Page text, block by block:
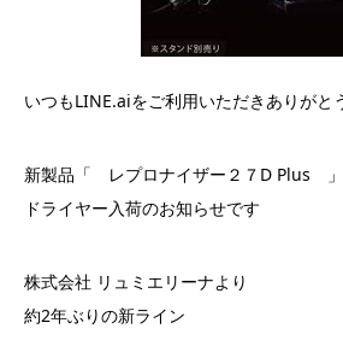
いつもLINE.aiをご利用いただきありがと
新製品「 レプロナイザー２７D Plus 」
ドライヤー入荷のお知らせです
株式会社 リュミエリーナより
約2年ぶりの新ライン